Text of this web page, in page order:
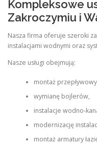
Kompleksowe
Zakroczymiu i
Nasza firma oferuje szeroki
instalacjami wodnymi oraz
Nasze usługi obejmują:
montaż
wymianę bojlerów,
instalacje wodno-
modernizację
montaż armatury